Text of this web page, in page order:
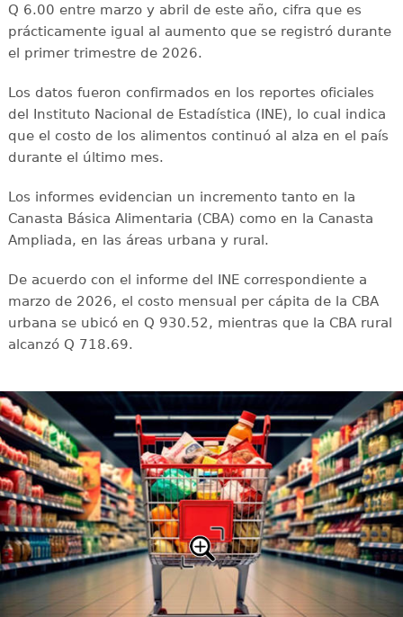
Q 6.00 entre marzo y abril de este año, cifra que es
prácticamente igual al aumento que se registró durante
el primer trimestre de 2026.
Los datos fueron confirmados en los reportes oficiales
del Instituto Nacional de Estadística (INE), lo cual indica
que el costo de los alimentos continuó al alza en el país
durante el último mes.
Los informes evidencian un incremento tanto en la
Canasta Básica Alimentaria (CBA) como en la Canasta
Ampliada, en las áreas urbana y rural.
De acuerdo con el informe del INE correspondiente a
marzo de 2026, el costo mensual per cápita de la CBA
urbana se ubicó en Q 930.52, mientras que la CBA rural
alcanzó Q 718.69.